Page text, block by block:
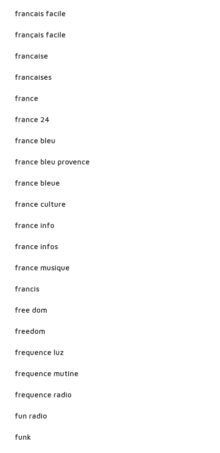
francais facile
français facile
francaise
francaises
france
france 24
france bleu
france bleu provence
france bleue
france culture
france info
france infos
france musique
francis
free dom
freedom
frequence luz
frequence mutine
frequence radio
fun radio
funk